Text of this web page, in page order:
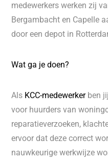
medewerkers werken zij
Bergambacht en Capelle
door een depot in
Wat ga je doen?
Als KCC-medewerkerben
voor huurders van
reparatieverzoeken,
ervoor dat deze correct
nauwkeurige werkwijze